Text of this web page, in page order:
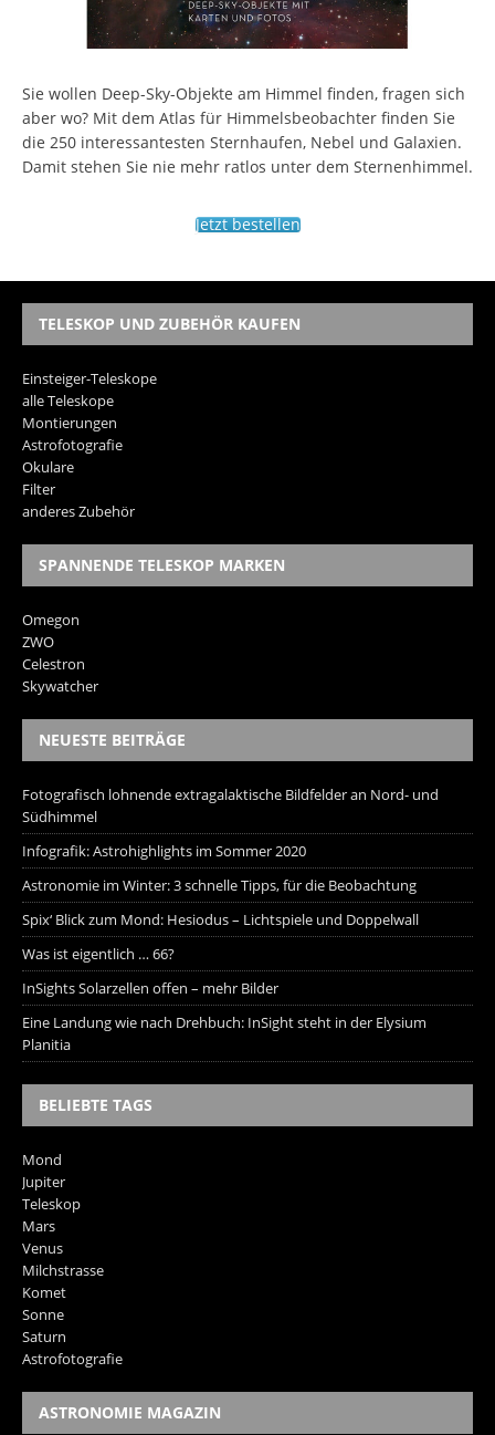
Sie wollen Deep-Sky-Objekte am Himmel finden, fragen sich
aber wo? Mit dem Atlas für Himmelsbeobachter finden Sie
die 250 interessantesten Sternhaufen, Nebel und Galaxien.
Damit stehen Sie nie mehr ratlos unter dem Sternenhimmel.
Jetzt bestellen
TELESKOP UND ZUBEHÖR KAUFEN
Einsteiger-Teleskope
alle Teleskope
Montierungen
Astrofotografie
Okulare
Filter
anderes Zubehör
SPANNENDE TELESKOP MARKEN
Omegon
ZWO
Celestron
Skywatcher
NEUESTE BEITRÄGE
Fotografisch lohnende extragalaktische Bildfelder an Nord- und
Südhimmel
Infografik: Astrohighlights im Sommer 2020
Astronomie im Winter: 3 schnelle Tipps, für die Beobachtung
Spix‘ Blick zum Mond: Hesiodus – Lichtspiele und Doppelwall
Was ist eigentlich … 66?
InSights Solarzellen offen – mehr Bilder
Eine Landung wie nach Drehbuch: InSight steht in der Elysium
Planitia
BELIEBTE TAGS
Mond
Jupiter
Teleskop
Mars
Venus
Milchstrasse
Komet
Sonne
Saturn
Astrofotografie
ASTRONOMIE MAGAZIN